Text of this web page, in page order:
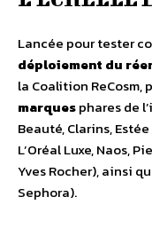
Lancée pour tester
déploiement du
la Coalition ReCosm,
marquesphares de
Beauté, Clarins,
L’Oréal Luxe, Naos,
Yves Rocher), ainsi
Sephora).